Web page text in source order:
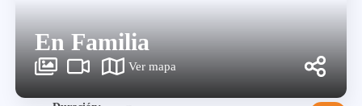
En Familia
Ver mapa